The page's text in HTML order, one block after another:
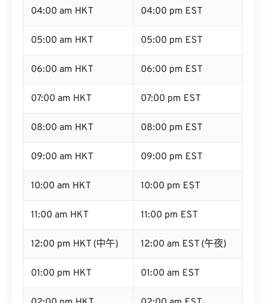
04:00 am HKT 04:00 pm EST
05:00 am HKT 05:00 pm EST
06:00 am HKT 06:00 pm EST
07:00 am HKT 07:00 pm EST
08:00 am HKT 08:00 pm EST
09:00 am HKT 09:00 pm EST
10:00 am HKT 10:00 pm EST
11:00 am HKT 11:00 pm EST
12:00 pm HKT (中午) 12:00 am EST (午夜)
01:00 pm HKT 01:00 am EST